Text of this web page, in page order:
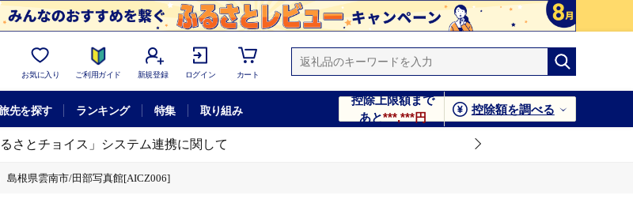
お気に入り ご利用ガイド 新規登録 ログイン カート
先を探す ランキング 特集 取り組み
控除上限額まで
あと***,***円
控除額を調べる
るさとチョイス」システム連携に関して
島根県雲南市/田部写真館[AICZ006]